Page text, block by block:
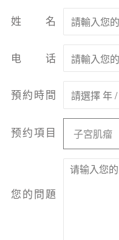
姓名
电话
預約時間
预约項目
您的問題